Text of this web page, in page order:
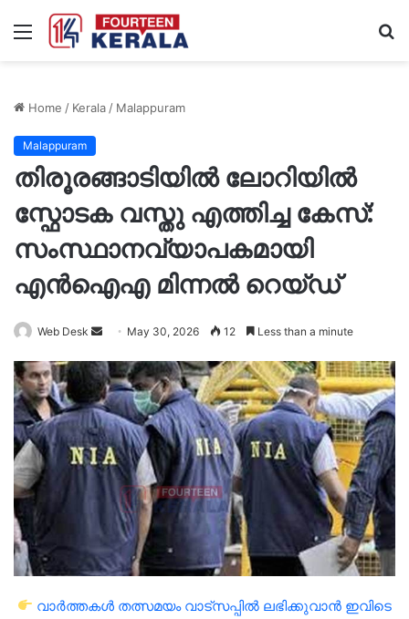
Menu
Home / Kerala/ Malappuram
Malappuram
തിരൂരങ്ങാടിയിൽ ലോറിയിൽ
സ്ഫോടക വസ്തു എത്തിച്ച കേസ്:
സംസ്ഥാനവ്യാപകമായി
എൻഐഎ മിന്നൽ റെയ്ഡ്
Web Desk
Send
email
May 30, 2026 12 Less than a minute
വാർത്തകൾ തത്സമയം വാട്സപ്പിൽ ലഭിക്കുവാൻ ഇവിടെ